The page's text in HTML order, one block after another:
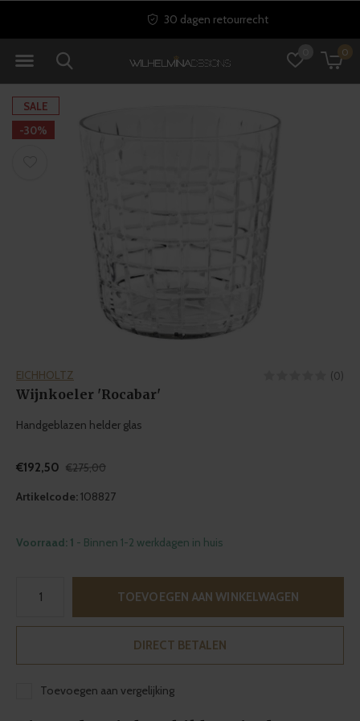
0
30 dagen retourrecht
SALE
-30%
EICHHOLTZ (0)
Wijnkoeler 'Rocabar'
Handgeblazen helder glas
€192,50 €275,00
Artikelcode:108827
Voorraad: 1 - Binnen 1-2 werkdagen in huis
TOEVOEGEN AAN WINKELWAGEN
DIRECT BETALEN
Toevoegen aan vergelijking